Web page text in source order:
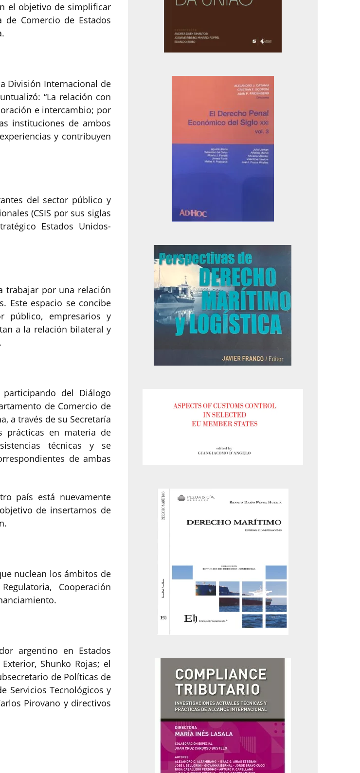
el objetivo de simplificar
de Comercio de Estados
División Internacional de
“La relación con
e intercambio; por
instituciones de ambos
y contribuyen
del sector público y
(CSIS por sus siglas
Estados Unidos-
trabajar por una relación
Este espacio se concibe
público, empresarios y
a la relación bilateral y
del Diálogo
de Comercio de
a través de su Secretaría
prácticas en materia de
técnicas y se
de ambas
país está nuevamente
de insertarnos de
nuclean los ámbitos de
Cooperación
argentino en Estados
Shunko Rojas; el
de Políticas de
Servicios Tecnológicos y
Pirovano y directivos